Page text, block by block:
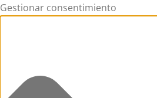
Gestionar consentimiento